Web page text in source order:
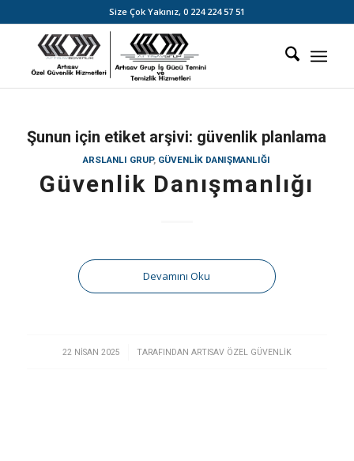
Size Çok Yakınız, 0 224 224 57 51
Şunun için etiket arşivi: güvenlik planlama
ARSLANLI GRUP, GÜVENLIK DANIŞMANLIĞI
Güvenlik Danışmanlığı
Devamını Oku
22 NISAN 2025
/ TARAFINDAN ARTISAV ÖZEL GÜVENLIK